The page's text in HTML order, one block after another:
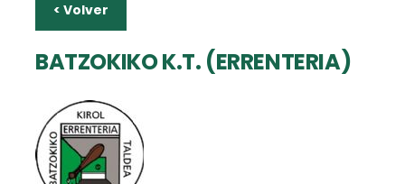
< Volver
BATZOKIKO K.T. (ERRENTERIA)